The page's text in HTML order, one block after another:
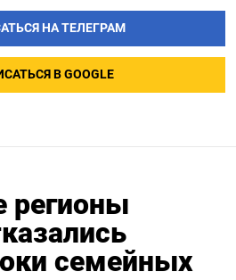
НА ТЕЛЕГРАМ
В GOOGLE
регионы
семейных